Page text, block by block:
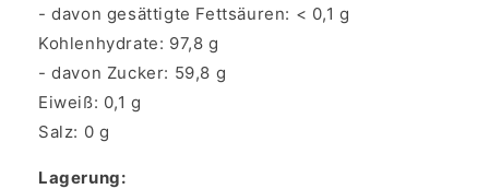
- davon gesättigte Fettsäuren: < 0,1 g
Kohlenhydrate: 97,8 g
- davon Zucker: 59,8 g
Eiweiß: 0,1 g
Salz: 0 g
Lagerung: